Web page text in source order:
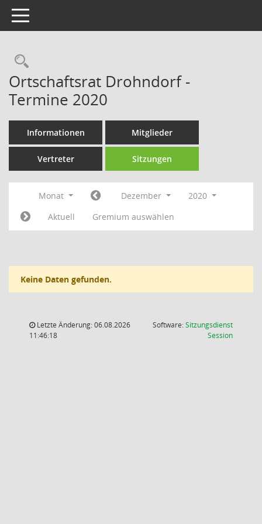
Toggle navigation
Rechercheauswahl
Ortschaftsrat Drohndorf -
Termine 2020
Informationen Mitglieder
Vertreter Sitzungen
Monat Dezember
2020
Aktuell
Gremium auswählen
Keine Daten gefunden.
Letzte Änderung: 06.08.2026
11:46:18
Software:Sitzungsdienst
Session(Wird in